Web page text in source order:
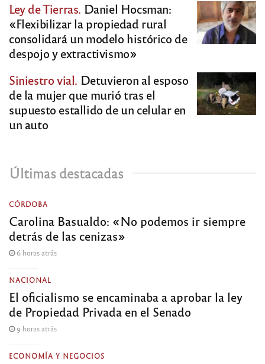
Ley de Tierras. Daniel Hocsman:
«Flexibilizar la propiedad rural
consolidará un modelo histórico de
despojo y extractivismo»
Siniestro vial. Detuvieron al esposo
de la mujer que murió tras el
supuesto estallido de un celular en
un auto
Últimas destacadas
CÓRDOBA
Carolina Basualdo: «No podemos ir siempre
detrás de las cenizas»
6 horas atrás
NACIONAL
El oficialismo se encaminaba a aprobar la ley
de Propiedad Privada en el Senado
9 horas atrás
ECONOMÍA Y NEGOCIOS